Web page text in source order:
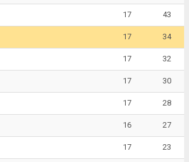
17 43
17 34
17 32
17 30
17 28
16 27
17 23